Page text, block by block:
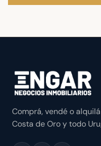
Comprá, vendé o
Costa de Oro y todo